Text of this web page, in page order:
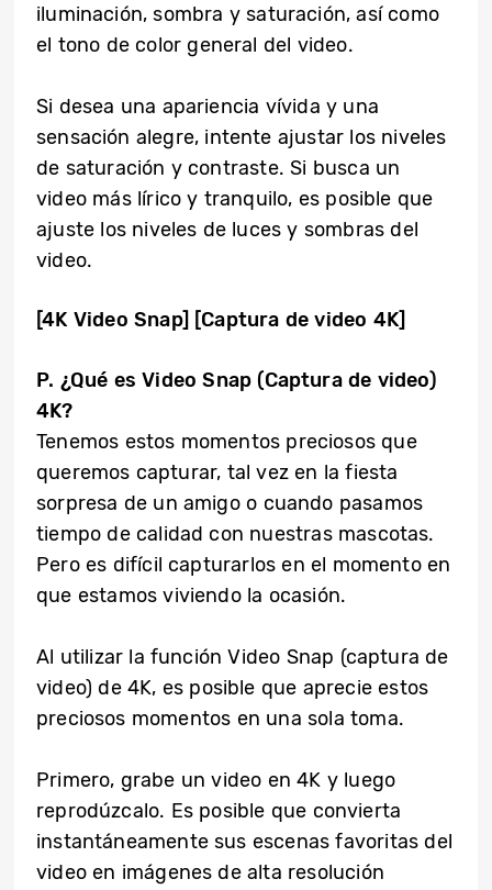
iluminación, sombra y saturación, así como
el tono de color general del video.
Si desea una apariencia vívida y una
sensación alegre, intente ajustar los niveles
de saturación y contraste. Si busca un
video más lírico y tranquilo, es posible que
ajuste los niveles de luces y sombras del
video.
[4K Video Snap] [Captura de video 4K]
P. ¿Qué es Video Snap (Captura de video)
4K?
Tenemos estos momentos preciosos que
queremos capturar, tal vez en la fiesta
sorpresa de un amigo o cuando pasamos
tiempo de calidad con nuestras mascotas.
Pero es difícil capturarlos en el momento en
que estamos viviendo la ocasión.
Al utilizar la función Video Snap (captura de
video) de 4K, es posible que aprecie estos
preciosos momentos en una sola toma.
Primero, grabe un video en 4K y luego
reprodúzcalo. Es posible que convierta
instantáneamente sus escenas favoritas del
video en imágenes de alta resolución